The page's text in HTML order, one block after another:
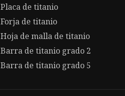
Placa de titanio
Forja de titanio
Hoja de malla de titanio
Barra de titanio grado 2
Barra de titanio grado 5